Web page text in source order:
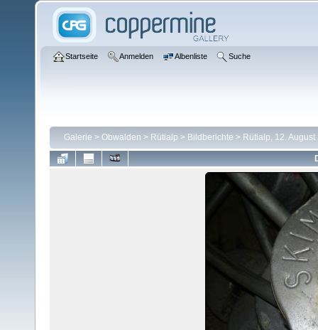
Startseite Anmelden Albenliste Suche
Galerie > Obwalden > Rütialp > Bildberichte > Rütialp, 12. August